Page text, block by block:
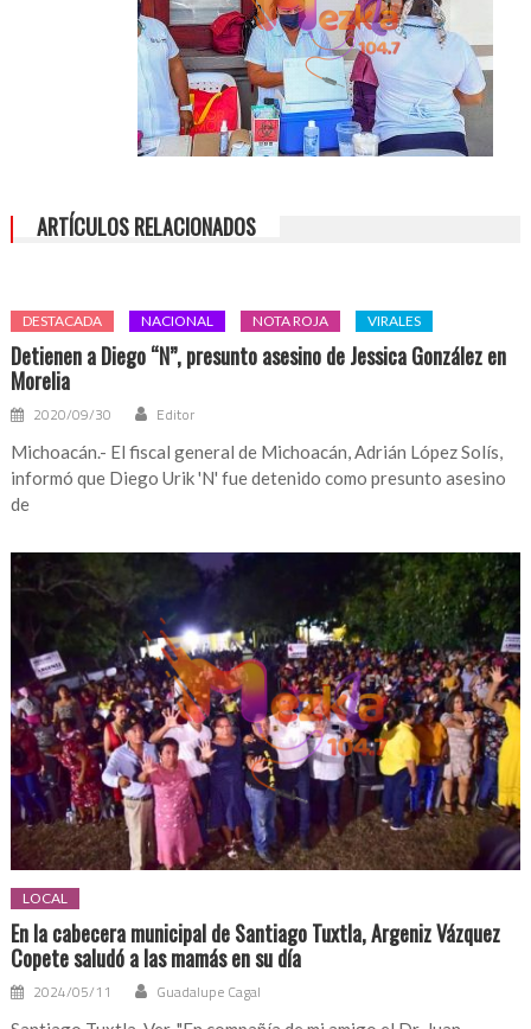
ARTÍCULOS RELACIONADOS
DESTACADA NACIONAL NOTA ROJA VIRALES
Detienen a Diego “N”, presunto asesino de Jessica González en
Morelia
2020/09/30 Editor
Michoacán.- El fiscal general de Michoacán, Adrián López Solís,
informó que Diego Urik 'N' fue detenido como presunto asesino
de
LOCAL
En la cabecera municipal de Santiago Tuxtla, Argeniz Vázquez
Copete saludó a las mamás en su día
2024/05/11 Guadalupe Cagal